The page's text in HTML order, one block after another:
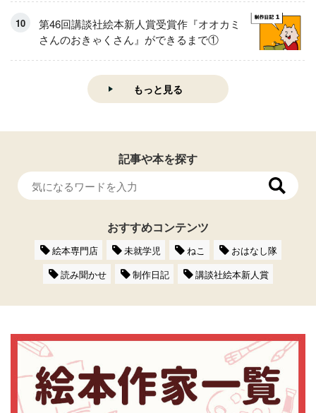
第46回講談社絵本新人賞受賞作『オオカミ
さんのおきゃくさん』ができるまで①
もっと見る
記事や本を探す
おすすめコンテンツ
絵本専門店 未就学児 ねこ
おはなし隊
読み聞かせ
制作日記 講談社絵本新人賞